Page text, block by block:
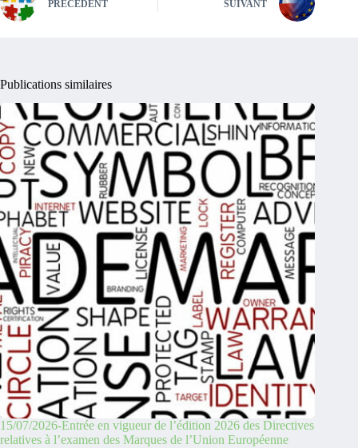
PRÉCÉDENT SUIVANT
Publications similaires
15/07/2026-Entrée en vigueur de l’édition 2026 des Directives
relatives à l’examen des Marques de l’Union Européenne